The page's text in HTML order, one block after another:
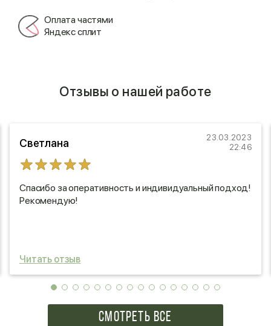
Оплата частями
Яндекс сплит
Отзывы о нашей работе
Светлана
23.03.2023
22:46
Спасибо за оперативность и индивидуальный подход!
Рекомендую!
Читать отзыв
СМОТРЕТЬ ВСЕ